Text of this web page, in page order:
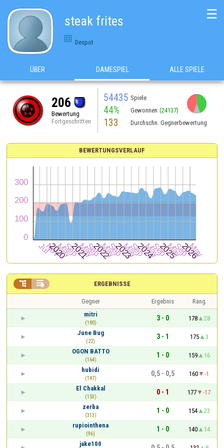
steak frites
Despot
☰
ÜBER DAMESPIEL ALLE SPIELE
206
Bewertung
Fortgeschritten
54435 Spiele
44% Gewonnen (24137)
133 Durchschn. Gegnerbewertung
BEWERTUNGSVERLAUF
ERGEBNISSE
 
Gegner Ergebnis
Rang
mitri
(180)
3 - 0 178
28
June Bug
(22)
3 - 1 175
3
OGON BATTO
(164)
1 - 0 159
16
hubidi
(147)
0,5 - 0,5 160
-1
El Chakkal
(153)
0 - 1 177
-17
zerba
(313)
1 - 0 154
23
rupiointhena
(96)
1 - 0 140
14
jake100